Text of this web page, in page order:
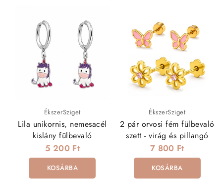
ÉkszerSziget
Lila unikornis, nemesacél
kislány fülbevaló
5 200 Ft
KOSÁRBA
ÉkszerSziget
2 pár orvosi fém fülbevaló
szett - virág és pillangó
7 800 Ft
KOSÁRBA